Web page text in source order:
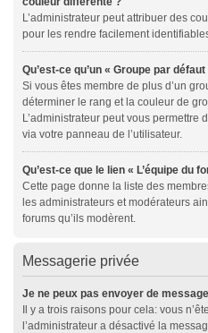
L’administrateur peut attribuer des
pour les rendre facilement
Qu’est-ce qu’un « Groupe par défaut
Si vous êtes membre de plus d’un
déterminer le rang et la couleur de
L’administrateur peut vous
via votre panneau de l’utilisateur.
Qu’est-ce que le lien « L’équipe du
Cette page donne la liste des
les administrateurs et modérateurs
forums qu’ils modèrent.
Messagerie privée
Je ne peux pas envoyer de
Il y a trois raisons pour cela: vous
l’administrateur a désactivé la